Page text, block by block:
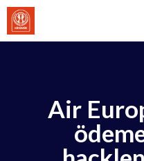
İçeriğe
atla
Air